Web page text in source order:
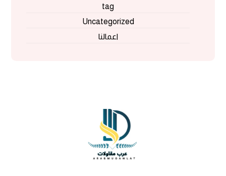
tag
Uncategorized
اعمالنا